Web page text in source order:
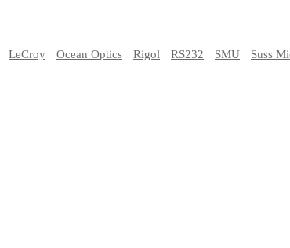
LeCroy Ocean Optics Rigol RS232 SMU Suss